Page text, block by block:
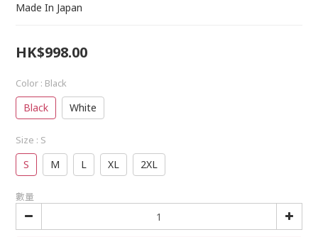
Made In Japan
HK$998.00
Color : Black
Black White
Size : S
S M L XL 2XL
數量